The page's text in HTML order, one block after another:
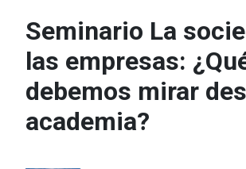
Seminario La
las empresas:
debemos mirar
academia?